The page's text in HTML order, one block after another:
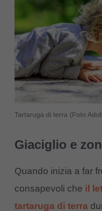
Tartaruga di terra (Foto
Giaciglio e
Quando inizia a far
consapevoli che il
tartaruga di terra